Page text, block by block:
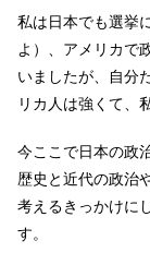
私は日本でも選挙
よ）、アメリカで
いましたが、自分
リカ人は強くて、
今ここで日本の政
歴史と近代の政治
考えるきっかけに
す。